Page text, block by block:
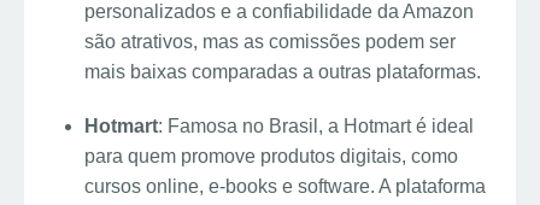
personalizados e a confiabilidade da Amazon
são atrativos, mas as comissões podem ser
mais baixas comparadas a outras plataformas.
Hotmart: Famosa no Brasil, a Hotmart é ideal
para quem promove produtos digitais, como
cursos online, e-books e software. A plataforma